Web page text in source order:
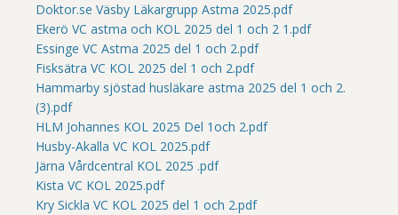
Doktor.se Väsby Läkargrupp Astma 2025.pdf
Ekerö VC astma och KOL 2025 del 1 och 2 1.pdf
Essinge VC Astma 2025 del 1 och 2.pdf
Fisksätra VC KOL 2025 del 1 och 2.pdf
Hammarby sjöstad husläkare astma 2025 del 1 och 2.
(3).pdf
HLM Johannes KOL 2025 Del 1och 2.pdf
Husby-Akalla VC KOL 2025.pdf
Järna Vårdcentral KOL 2025 .pdf
Kista VC KOL 2025.pdf
Kry Sickla VC KOL 2025 del 1 och 2.pdf